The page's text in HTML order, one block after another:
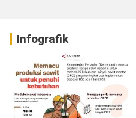
Infografik